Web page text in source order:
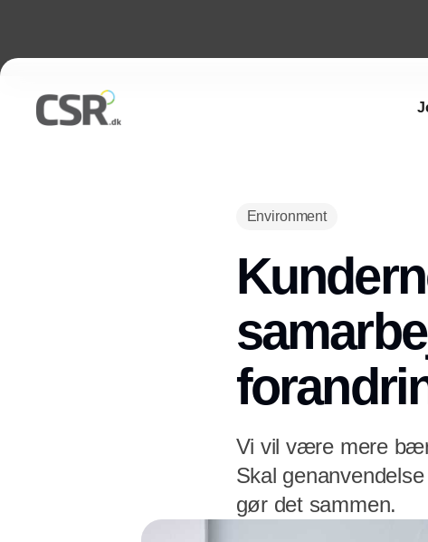
Environment
Vi vil være mere
Skal
gør det sammen.